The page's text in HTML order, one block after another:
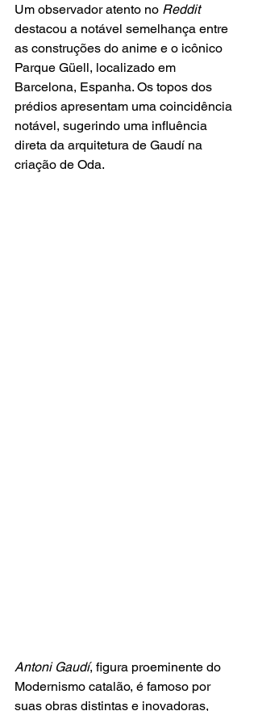
Um observador atento no Reddit
destacou a notável semelhança entre
as construções do anime e o icônico
Parque Güell, localizado em
Barcelona, Espanha. Os topos dos
prédios apresentam uma coincidência
notável, sugerindo uma influência
direta da arquitetura de Gaudí na
criação de Oda.
Antoni Gaudí, figura proeminente do
Modernismo catalão, é famoso por
suas obras distintas e inovadoras,